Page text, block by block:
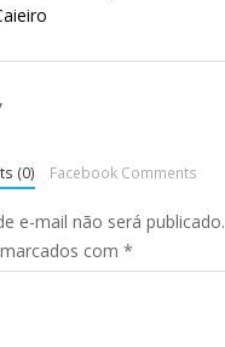
(0) Facebook Comments
e-mail não será publicado.
com *